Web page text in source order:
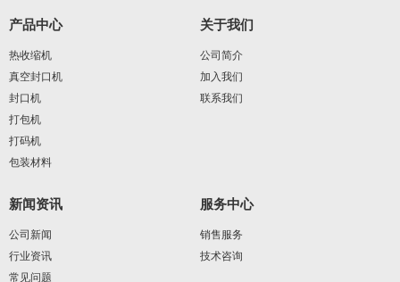
产品中心
热收缩机
真空封口机
封口机
打包机
打码机
包装材料
关于我们
公司简介
加入我们
联系我们
新闻资讯
公司新闻
行业资讯
常见问题
服务中心
销售服务
技术咨询